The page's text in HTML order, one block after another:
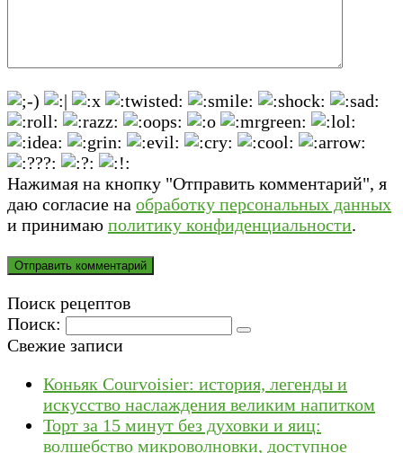
Нажимая на кнопку "Отправить комментарий", я
даю согласие на обработку персональных данных
и принимаю политику конфиденциальности.
Поиск рецептов
Поиск:
Свежие записи
Коньяк Courvoisier: история, легенды и
искусство наслаждения великим напитком
Торт за 15 минут без духовки и яиц:
волшебство микроволновки, доступное